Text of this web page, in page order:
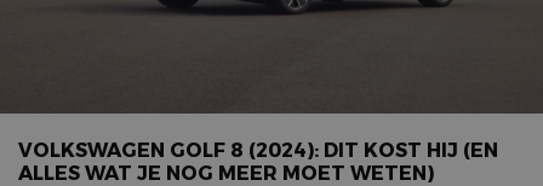
Adverteren
MotorRAI.nl
VOLKSWAGEN GOLF 8 (2024): DIT KOST HIJ (EN
ALLES WAT JE NOG MEER MOET WETEN)